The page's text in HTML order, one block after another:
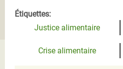
Étiquettes:
Justice alimentaire
Crise alimentaire